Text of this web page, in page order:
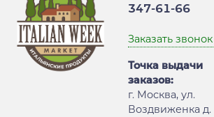
347-61-66
Заказать звонок
Точка выдачи
заказов:
г. Москва, ул.
Воздвиженка д.